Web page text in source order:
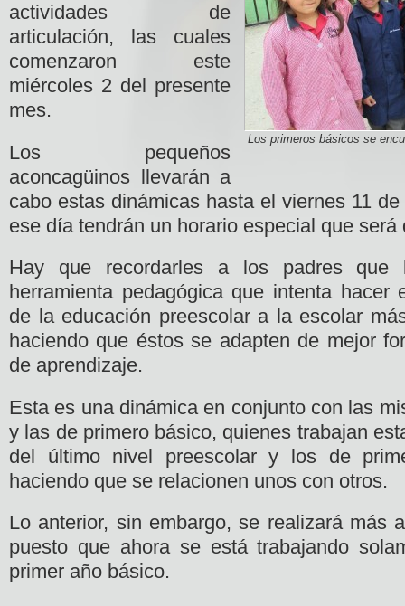
Los primeros básicos se
actividades de
articulación, las cuales
comenzaron este
miércoles 2 del presente
mes.
Los pequeños
aconcagüinos llevarán a
cabo estas dinámicas hasta el viernes 11
ese día tendrán un horario especial que
Hay que recordarles a los padres que
herramienta pedagógica que intenta hacer
de la educación preescolar a la escolar
haciendo que éstos se adapten de mejor
de aprendizaje.
Esta es una dinámica en conjunto con las
y las de primero básico, quienes trabajan
del último nivel preescolar y los de
haciendo que se relacionen unos con otros.
Lo anterior, sin embargo, se realizará más
puesto que ahora se está trabajando
primer año básico.